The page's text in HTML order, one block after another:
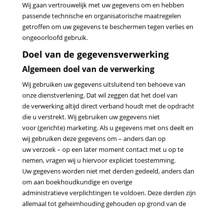
Wij gaan vertrouwelijk met uw gegevens om en hebben
passende technische en organisatorische maatregelen
getroffen om uw gegevens te beschermen tegen verlies en
ongeoorloofd gebruik.
Doel van de gegevensverwerking
Algemeen doel van de verwerking
Wij gebruiken uw gegevens uitsluitend ten behoeve van
onze dienstverlening. Dat wil zeggen dat het doel van
deverwerking altijd direct verband houdt met de opdracht
die u verstrekt. Wij gebruiken uw gegevens niet
voor(gerichte) marketing. Als u gegevens met ons deelt en
wij gebruiken deze gegevens om – anders dan op
uwverzoek – op een later moment contact met u op te
nemen, vragen wij u hiervoor expliciet toestemming.
Uwgegevens worden niet met derden gedeeld, anders dan
om aan boekhoudkundige en overige
administratieveverplichtingen te voldoen. Deze derden zijn
allemaal tot geheimhouding gehouden op grond van de